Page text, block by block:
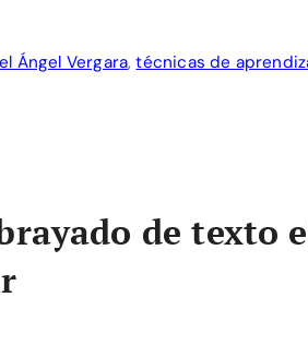
Ángel Vergara,técnicas de
de texto